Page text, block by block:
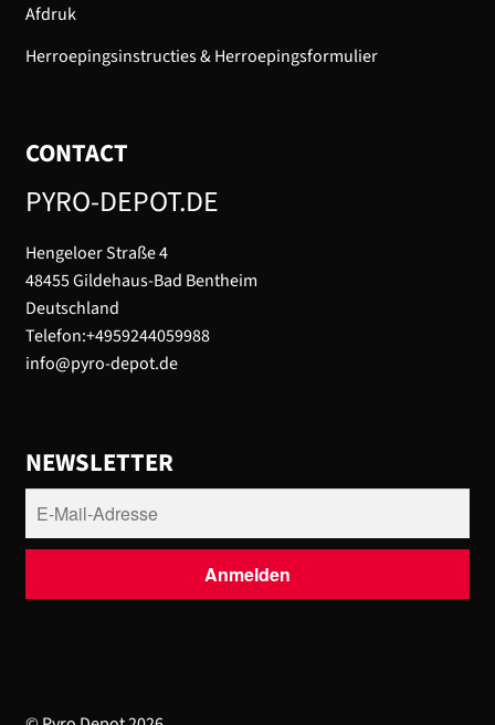
Afdruk
Herroepingsinstructies & Herroepingsformulier
CONTACT
PYRO-DEPOT.DE
Hengeloer Straße 4
48455 Gildehaus-Bad Bentheim
Deutschland
Telefon:+4959244059988
info@pyro-depot.de
NEWSLETTER